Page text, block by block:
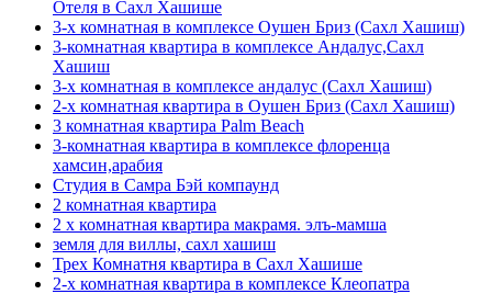
Отеля в Сахл Хашише
3-х комнатная в комплексе Оушен Бриз (Сахл Хашиш)
3-комнатная квартира в комплексе Андалус,Сахл
Хашиш
3-х комнатная в комплексе андалус (Сахл Хашиш)
2-х комнатная квартира в Оушен Бриз (Сахл Хашиш)
3 комнатная квартира Palm Beach
3-комнатная квартира в комплексе флоренца
хамсин,арабия
Студия в Самра Бэй компаунд
2 комнатная квартира
2 х комнатная квартира макрамя. элъ-мамша
земля для виллы, сахл хашиш
Трех Комнатня квартира в Сахл Хашише
2-х комнатная квартира в комплексе Клеопатра